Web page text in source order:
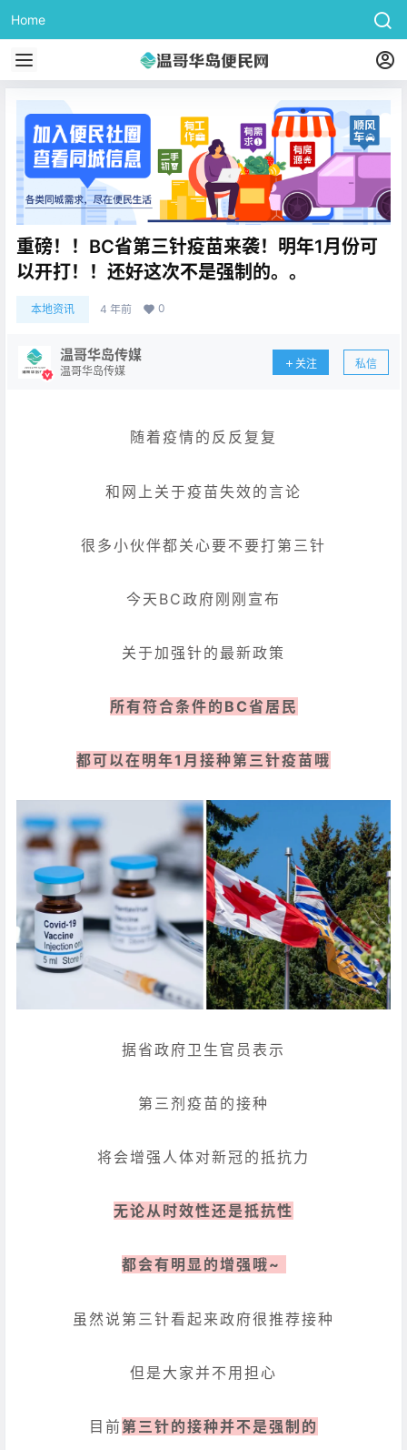
Home
重磅！！BC省第三针疫苗来袭！明年1月份可
以开打！！还好这次不是强制的。。
本地资讯 4 年前 0
温哥华岛传媒
温哥华岛传媒
关注 私信
随着疫情的反反复复
和网上关于疫苗失效的言论
很多小伙伴都关心要不要打第三针
今天BC政府刚刚宣布
关于加强针的最新政策
所有符合条件的BC省居民
都可以在明年1月接种第三针疫苗哦
据省政府卫生官员表示
第三剂疫苗的接种
将会增强人体对新冠的抵抗力
无论从时效性还是抵抗性
都会有明显的增强哦~
虽然说第三针看起来政府很推荐接种
但是大家并不用担心
目前第三针的接种并不是强制的